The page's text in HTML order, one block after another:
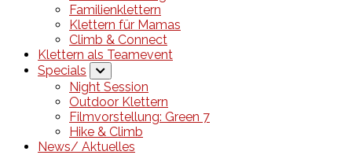
Familienklettern
Klettern für Mamas
Climb & Connect
Klettern als Teamevent
Specials
Night Session
Outdoor Klettern
Filmvorstellung: Green 7
Hike & Climb
News/ Aktuelles